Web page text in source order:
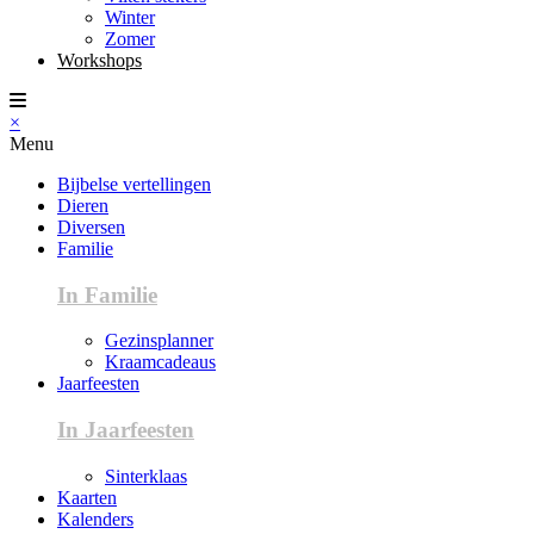
Winter
Zomer
Workshops
×
Menu
Bijbelse vertellingen
Dieren
Diversen
Familie
In Familie
Gezinsplanner
Kraamcadeaus
Jaarfeesten
In Jaarfeesten
Sinterklaas
Kaarten
Kalenders